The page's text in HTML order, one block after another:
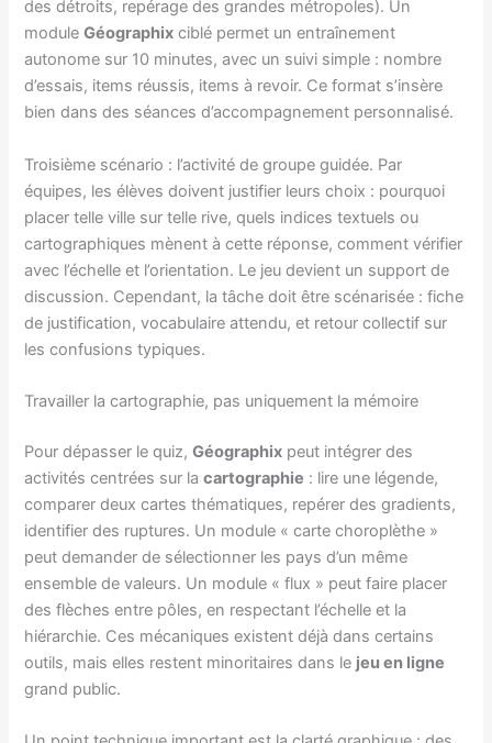
des détroits, repérage des grandes métropoles). Un
moduleGéographix ciblé permet un entraînement
autonome sur 10 minutes, avec un suivi simple : nombre
d’essais, items réussis, items à revoir. Ce format s’insère
bien dans des séances d’accompagnement personnalisé.
Troisième scénario : l’activité de groupe guidée. Par
équipes, les élèves doivent justifier leurs choix : pourquoi
placer telle ville sur telle rive, quels indices textuels ou
cartographiques mènent à cette réponse, comment vérifier
avec l’échelle et l’orientation. Le jeu devient un support de
discussion. Cependant, la tâche doit être scénarisée : fiche
de justification, vocabulaire attendu, et retour collectif sur
les confusions typiques.
Travailler la cartographie, pas uniquement la mémoire
Pour dépasser le quiz,Géographix peut intégrer des
activités centrées sur lacartographie : lire une légende,
comparer deux cartes thématiques, repérer des gradients,
identifier des ruptures. Un module « carte choroplèthe »
peut demander de sélectionner les pays d’un même
ensemble de valeurs. Un module « flux » peut faire placer
des flèches entre pôles, en respectant l’échelle et la
hiérarchie. Ces mécaniques existent déjà dans certains
outils, mais elles restent minoritaires dans le jeu en ligne
grand public.